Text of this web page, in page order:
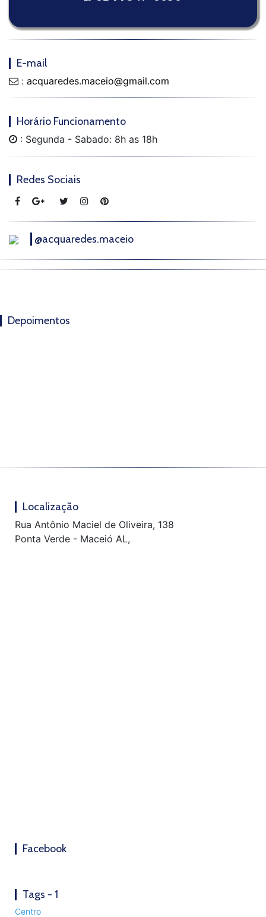
E-mail
: acquaredes.maceio@gmail.com
Horário Funcionamento
: Segunda - Sabado: 8h as 18h
Redes Sociais
@acquaredes.maceio
Depoimentos
Localização
Rua Antônio Maciel de Oliveira, 138
Ponta Verde - Maceió AL,
Facebook
Tags - 1
Centro